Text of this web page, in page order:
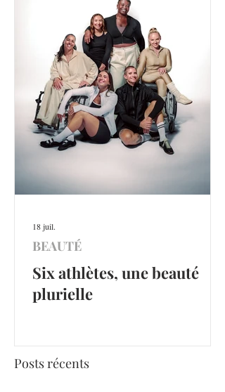
Six athlètes, une beauté
plurielle
BEAUTÉ
18 juil.
Posts récents